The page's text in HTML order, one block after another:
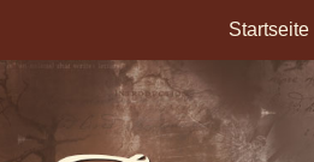
Startseite